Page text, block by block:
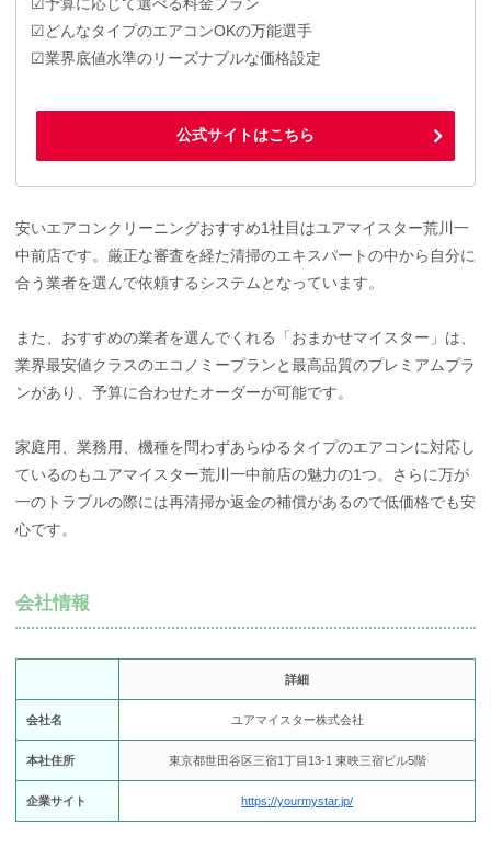
☑どんなタイプのエアコンOKの万能選手
☑業界底値水準のリーズナブルな価格設定
公式サイトはこちら
安いエアコンクリーニングおすすめ1社目はユアマイスター荒川一
中前店です。厳正な審査を経た清掃のエキスパートの中から自分に
合う業者を選んで依頼するシステムとなっています。
また、おすすめの業者を選んでくれる「おまかせマイスター」は、
業界最安値クラスのエコノミープランと最高品質のプレミアムプラ
ンがあり、予算に合わせたオーダーが可能です。
家庭用、業務用、機種を問わずあらゆるタイプのエアコンに対応し
ているのもユアマイスター荒川一中前店の魅力の1つ。さらに万が
一のトラブルの際には再清掃か返金の補償があるので低価格でも安
心です。
会社情報
詳細
会社名 ユアマイスター株式会社
本社住所 東京都世田谷区三宿1丁目13-1 東映三宿ビル5階
企業サイト https://yourmystar.jp/